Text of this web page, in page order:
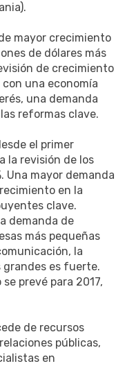
mayor crecimiento
de dólares más
de crecimiento
con una economía
una demanda
reformas clave.
el primer
la revisión de los
Una mayor demanda
en la
clave.
demanda de
más pequeñas
la
grandes es fuerte.
prevé para 2017,
de recursos
públicas,
en